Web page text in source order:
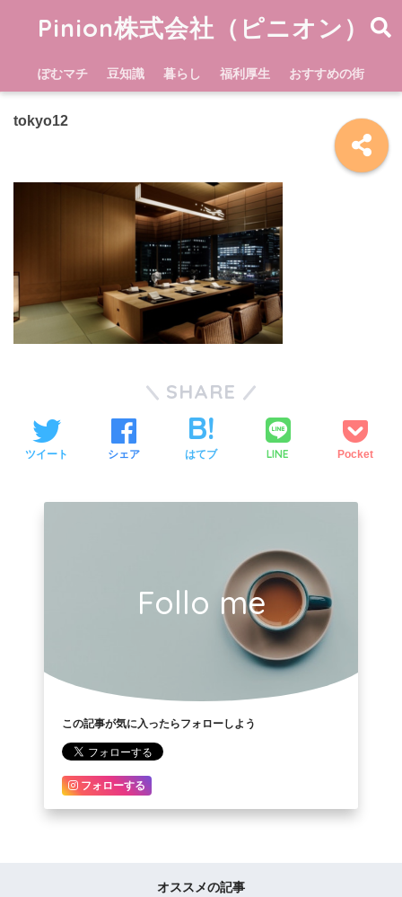
Pinion株式会社（ピニオン）
ぽむマチ 豆知識 暮らし 福利厚生 おすすめの街
tokyo12
SHARE
ツイート シェア はてブ LINE Pocket
Follo me
この記事が気に入ったらフォローしよう
フォローする
オススメの記事